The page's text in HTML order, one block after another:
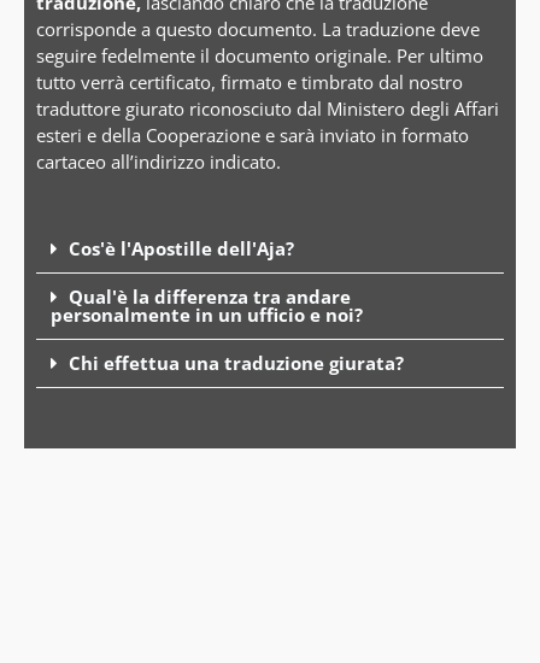
corrisponde a questo documento. La traduzione deve
seguire fedelmente il documento originale. Per ultimo
tutto verrà certificato, firmato e timbrato dal nostro
traduttore giurato riconosciuto dal Ministero degli Affari
esteri e della Cooperazione e sarà inviato in formato
cartaceo all’indirizzo indicato.
Cos'è l'Apostille dell'Aja?
Qual'è la differenza tra andare
personalmente in un ufficio e noi?
Chi effettua una traduzione giurata?